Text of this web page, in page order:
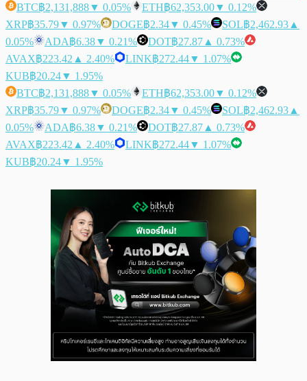
BTC฿2,131,888▼ 0.05% ETH฿62,353.00▼ 0.12%
XRP฿35.79▼ 0.97% DOGE฿2.34▼ 0.45% SOL฿2,462.93 ▲
0.05%
ADA฿6.38▼ 0.21% DOT฿27.87 ▲ 0.73%
AVAX฿223.42 ▲ 2.40% LINK฿272.44▼ 1.07%
KUB฿20.24▼ 1.95%
BTC฿2,131,888▼ 0.05% ETH฿62,353.00▼ 0.12%
XRP฿35.79▼ 0.97% DOGE฿2.34▼ 0.45% SOL฿2,462.93 ▲
0.05%
ADA฿6.38▼ 0.21% DOT฿27.87 ▲ 0.73%
AVAX฿223.42 ▲ 2.40% LINK฿272.44▼ 1.07%
KUB฿20.24▼ 1.95%